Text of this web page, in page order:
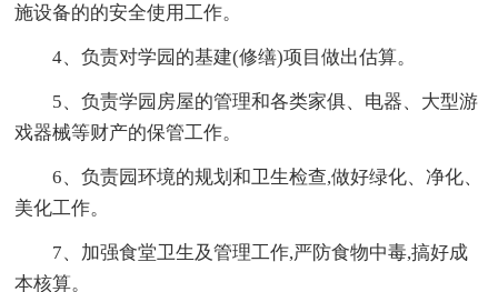
施设备的的安全使用工作。
4、负责对学园的基建(修缮)项目做出估算。
5、负责学园房屋的管理和各类家俱、电器、大型游
戏器械等财产的保管工作。
6、负责园环境的规划和卫生检查,做好绿化、净化、
美化工作。
7、加强食堂卫生及管理工作,严防食物中毒,搞好成
本核算。